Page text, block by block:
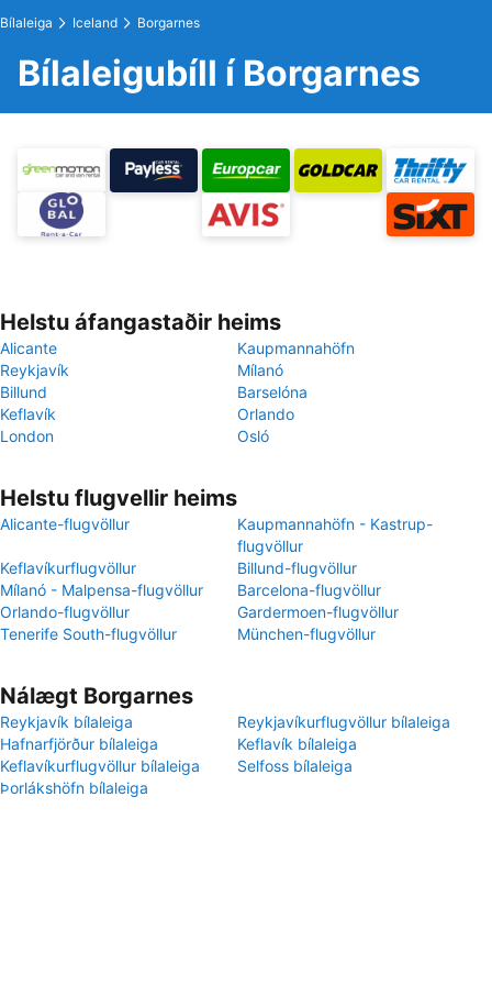
Bílaleiga Iceland Borgarnes
Bílaleigubíll í Borgarnes
Helstu áfangastaðir heims
Alicante
Kaupmannahöfn
Reykjavík
Mílanó
Billund
Barselóna
Keflavík
Orlando
London
Osló
Helstu flugvellir heims
Alicante-flugvöllur
Kaupmannahöfn - Kastrup-
flugvöllur
Keflavíkurflugvöllur
Billund-flugvöllur
Mílanó - Malpensa-flugvöllur
Barcelona-flugvöllur
Orlando-flugvöllur
Gardermoen-flugvöllur
Tenerife South-flugvöllur
München-flugvöllur
Nálægt Borgarnes
Reykjavík bílaleiga
Reykjavíkurflugvöllur bílaleiga
Hafnarfjörður bílaleiga
Keflavík bílaleiga
Keflavíkurflugvöllur bílaleiga
Selfoss bílaleiga
Þorlákshöfn bílaleiga